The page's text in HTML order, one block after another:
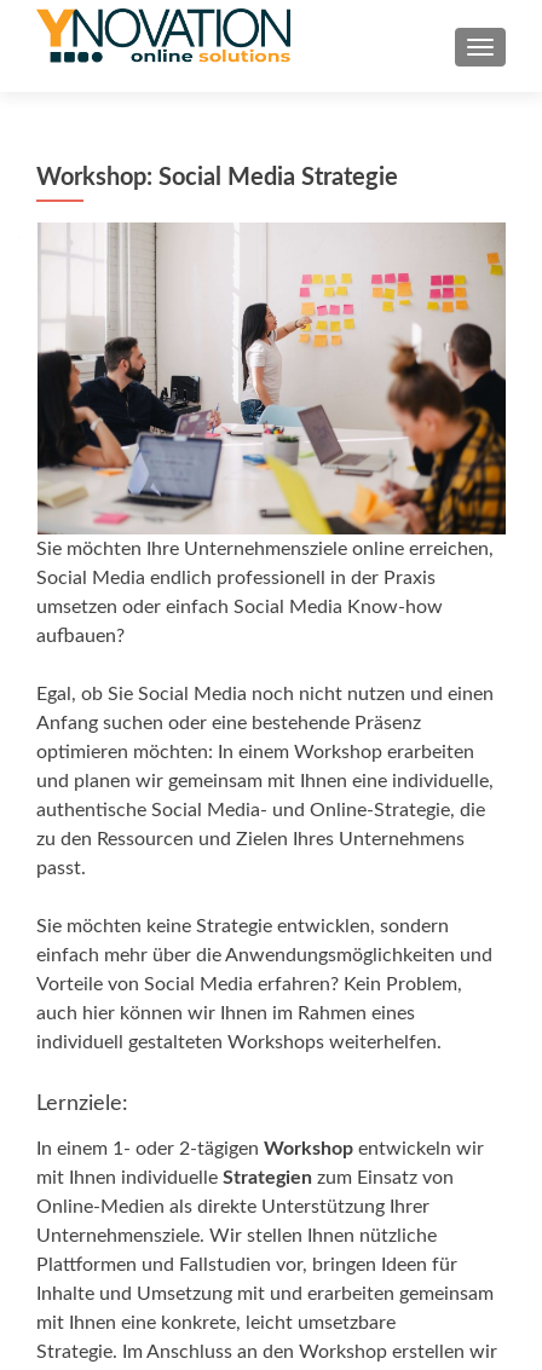
Workshop: Social Media Strategie
Sie möchten Ihre Unternehmensziele online erreichen,
Social Media endlich professionell in der Praxis
umsetzen oder einfach Social Media Know-how
aufbauen?
Egal, ob Sie Social Media noch nicht nutzen und einen
Anfang suchen oder eine bestehende Präsenz
optimieren möchten: In einem Workshop erarbeiten
und planen wir gemeinsam mit Ihnen eine individuelle,
authentische Social Media- und Online-Strategie, die
zu den Ressourcen und Zielen Ihres Unternehmens
passt.
Sie möchten keine Strategie entwicklen, sondern
einfach mehr über die Anwendungsmöglichkeiten und
Vorteile von Social Media erfahren? Kein Problem,
auch hier können wir Ihnen im Rahmen eines
individuell gestalteten Workshops weiterhelfen.
Lernziele:
In einem 1- oder 2-tägigen Workshop entwickeln wir
mit Ihnen individuelle Strategien zum Einsatz von
Online-Medien als direkte Unterstützung Ihrer
Unternehmensziele. Wir stellen Ihnen nützliche
Plattformen und Fallstudien vor, bringen Ideen für
Inhalte und Umsetzung mit und erarbeiten gemeinsam
mit Ihnen eine konkrete, leicht umsetzbare
Strategie. Im Anschluss an den Workshop erstellen wir